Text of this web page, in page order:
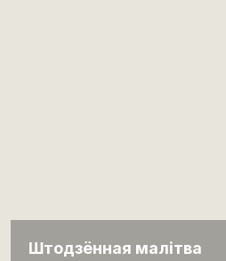
Штодзённая малітва